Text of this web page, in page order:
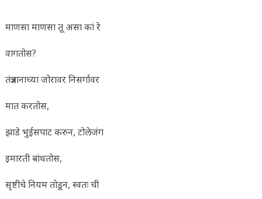
माणसा माणसा तू असा कां रे
वागतोस?
तंत्रज्ञानाच्या जोरावर निसर्गावर
मात करतोस,
झाडे भुईसपाट करुन, टोलेजंग
इमारती बांधतोस,
सृष्टीचे नियम तोडून, स्वतः ची